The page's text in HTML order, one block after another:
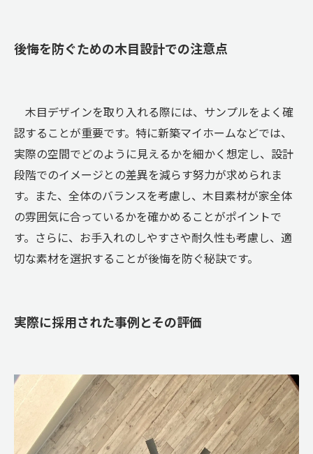
後悔を防ぐための木目設計での注意点
木目デザインを取り入れる際には、サンプルをよく確
認することが重要です。特に新築マイホームなどでは、
実際の空間でどのように見えるかを細かく想定し、設計
段階でのイメージとの差異を減らす努力が求められま
す。また、全体のバランスを考慮し、木目素材が家全体
の雰囲気に合っているかを確かめることがポイントで
す。さらに、お手入れのしやすさや耐久性も考慮し、適
切な素材を選択することが後悔を防ぐ秘訣です。
実際に採用された事例とその評価